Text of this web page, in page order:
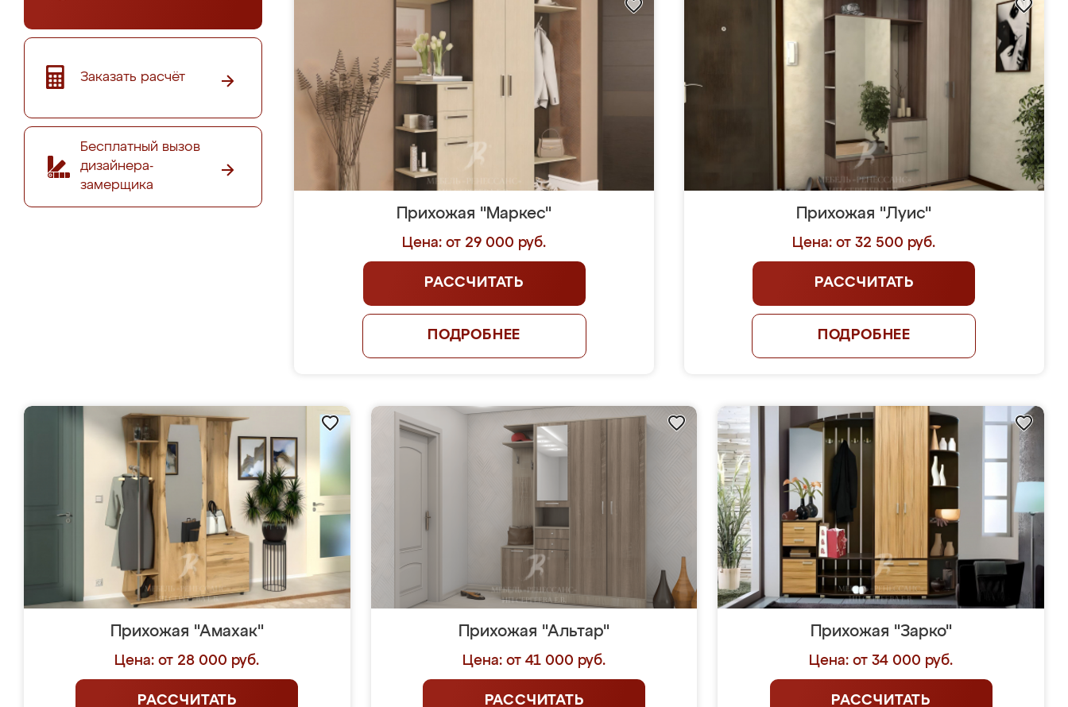
Заказать расчёт
Бесплатный вызов
дизайнера-
замерщика
Прихожая "Маркес"
Цена: от 29 000 руб.
РАССЧИТАТЬ
ПОДРОБНЕЕ
Прихожая "Луис"
Цена: от 32 500 руб.
РАССЧИТАТЬ
ПОДРОБНЕЕ
Прихожая "Амахак"
Цена: от 28 000 руб.
РАССЧИТАТЬ
Прихожая "Альтар"
Цена: от 41 000 руб.
РАССЧИТАТЬ
Прихожая "Зарко"
Цена: от 34 000 руб.
РАССЧИТАТЬ